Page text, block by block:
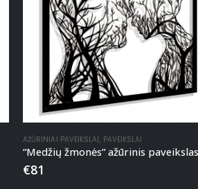
AŽŪRINIAI PAVEIKSLAI, PAVEIKSLAI
“Medžių žmonės” ažūrinis paveikslas
€81